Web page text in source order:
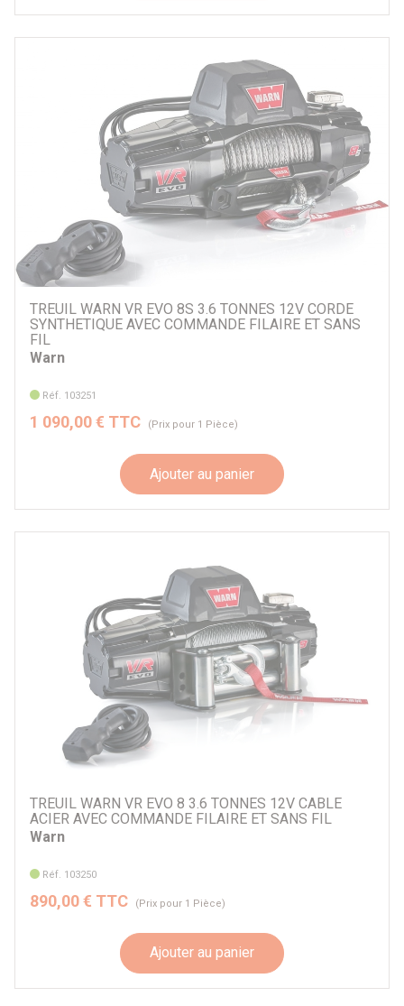
TREUIL WARN VR EVO 8S 3.6 TONNES 12V CORDE
SYNTHETIQUE AVEC COMMANDE FILAIRE ET SANS
FIL
Warn
Réf. 103251
1 090,00 € TTC (Prix pour 1 Pièce)
Ajouter au panier
TREUIL WARN VR EVO 8 3.6 TONNES 12V CABLE
ACIER AVEC COMMANDE FILAIRE ET SANS FIL
Warn
Réf. 103250
890,00 € TTC (Prix pour 1 Pièce)
Ajouter au panier